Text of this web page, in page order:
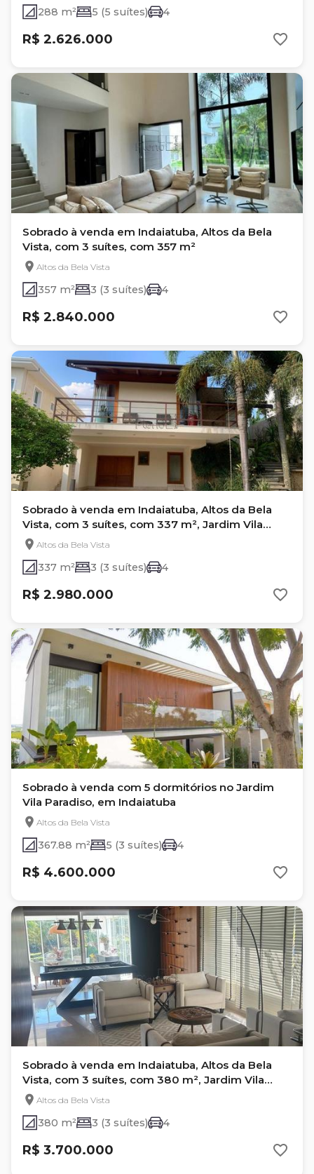
288 m² 5 (5 suítes) 4
R$ 2.626.000
Sobrado à venda em Indaiatuba, Altos da Bela
Vista, com 3 suítes, com 357 m²
Altos da Bela Vista
357 m² 3 (3 suítes) 4
R$ 2.840.000
Sobrado à venda em Indaiatuba, Altos da Bela
Vista, com 3 suítes, com 337 m², Jardim Vila
Paradiso
Altos da Bela Vista
337 m² 3 (3 suítes) 4
R$ 2.980.000
Sobrado à venda com 5 dormitórios no Jardim
Vila Paradiso, em Indaiatuba
Altos da Bela Vista
367.88 m² 5 (3 suítes) 4
R$ 4.600.000
Sobrado à venda em Indaiatuba, Altos da Bela
Vista, com 3 suítes, com 380 m², Jardim Vila
Paradiso
Altos da Bela Vista
380 m² 3 (3 suítes) 4
R$ 3.700.000